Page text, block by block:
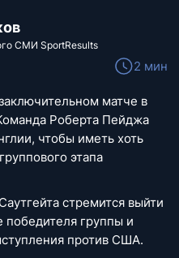
СМИ SportResults
2 мин
матче в
Роберта Пейджа
чтобы иметь хоть
этапа
стремится выйти
победителя группы и
против США.